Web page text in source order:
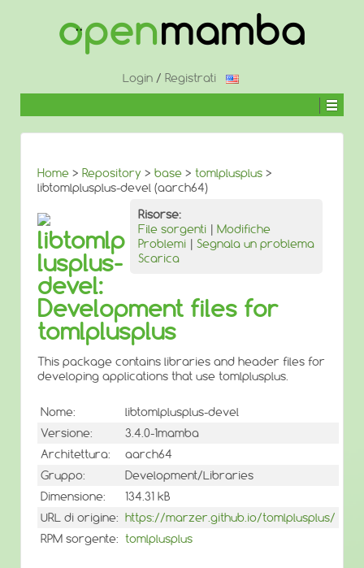
CONTENUTO
Login / Registrati
Home > Repository > base > tomlplusplus >
libtomlplusplus-devel (aarch64)
Risorse:
File sorgenti | Modifiche
Problemi | Segnala un problema
Scarica
libtomlp
lusplus-
devel:
Development files for
tomlplusplus
This package contains libraries and header files for
developing applications that use tomlplusplus.
Nome:
libtomlplusplus-devel
Versione:
3.4.0-1mamba
Architettura:
aarch64
Gruppo:
Development/Libraries
Dimensione:
134.31 kB
URL di origine: https://marzer.github.io/tomlplusplus/
RPM sorgente: tomlplusplus